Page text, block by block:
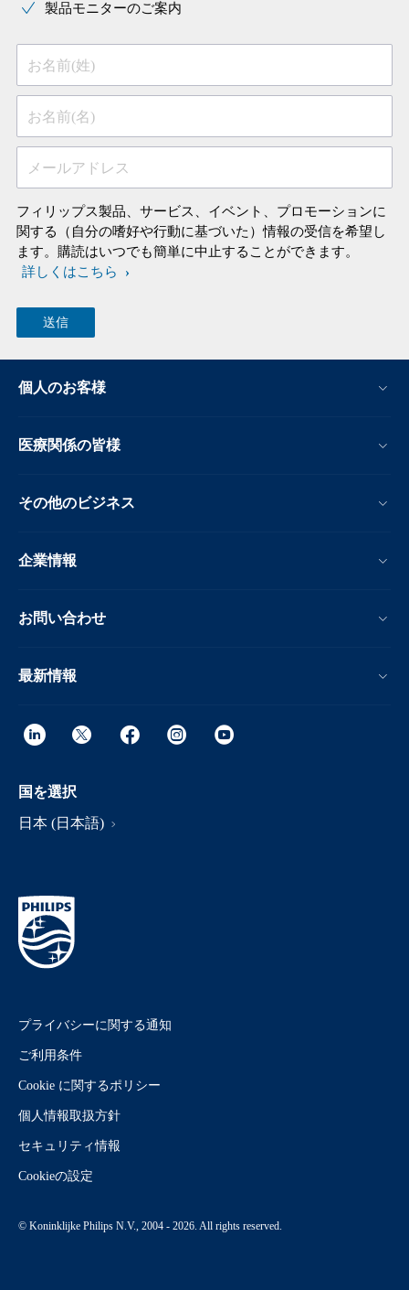
製品モニターのご案内
お名前(姓)
お名前(名)
メールアドレス
フィリップス製品、サービス、イベント、プロモーションに
関する（自分の嗜好や行動に基づいた）情報の受信を希望し
ます。購読はいつでも簡単に中止することができます。
詳しくはこちら
個人のお客様
医療関係の皆様
その他のビジネス
企業情報
お問い合わせ
最新情報
国を選択
日本 (日本語)
プライバシーに関する通知
ご利用条件
Cookie に関するポリシー
個人情報取扱方針
セキュリティ情報
Cookieの設定
© Koninklijke Philips N.V., 2004 - 2026. All rights reserved.